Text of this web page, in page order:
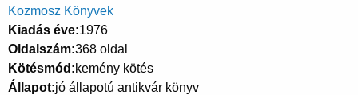
Kozmosz Könyvek
Kiadás éve 1976
Oldalszám 368 oldal
Kötésmód kemény kötés
Állapot jó állapotú antikvár könyv